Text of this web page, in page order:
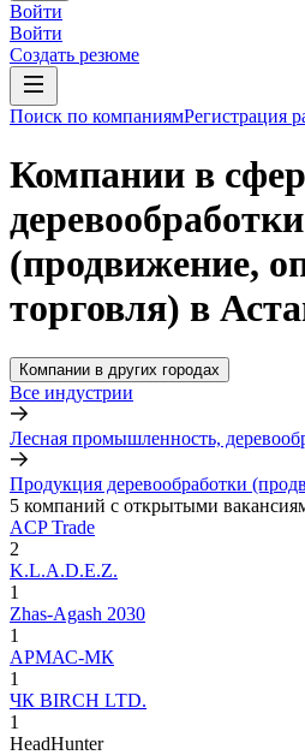
Войти
Войти
Создать резюме
Поиск по компаниямРегистрация
Компании в
деревообработки
(продвижение,
торговля) в
Компании в других городах
Все индустрии
Лесная промышленность,
Продукция деревообработки
5 компаний с открытыми
ACP Trade
2
K.L.A.D.E.Z.
1
Zhas-Agash 2030
1
АРМАС-МК
1
ЧК BIRCH LTD.
1
HeadHunter